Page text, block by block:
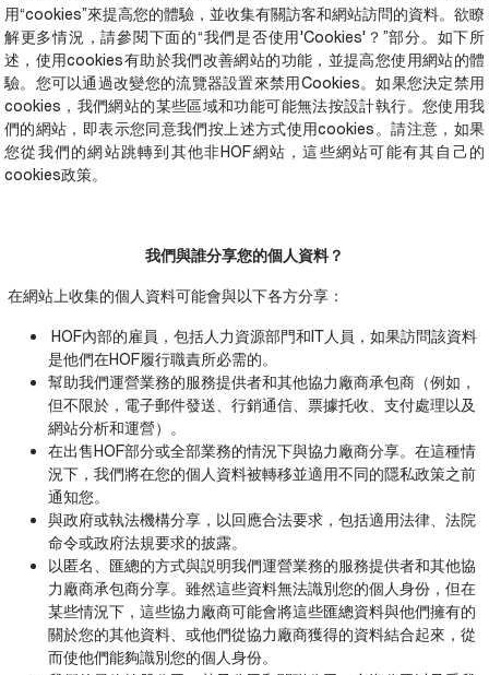
用“cookies”來提高您的體驗，並收集有關訪客和網站訪問的資料。欲瞭
解更多情況，請參閱下面的“我們是否使用'Cookies'？”部分。如下所
述，使用cookies有助於我們改善網站的功能，並提高您使用網站的體
驗。您可以通過改變您的流覽器設置來禁用Cookies。如果您決定禁用
cookies，我們網站的某些區域和功能可能無法按設計執行。您使用我
們的網站，即表示您同意我們按上述方式使用cookies。請注意，如果
您從我們的網站跳轉到其他非HOF網站，這些網站可能有其自己的
cookies政策。
我們與誰分享您的個人資料？
在網站上收集的個人資料可能會與以下各方分享：
HOF內部的雇員，包括人力資源部門和IT人員，如果訪問該資料
是他們在HOF履行職責所必需的。
幫助我們運營業務的服務提供者和其他協力廠商承包商（例如，
但不限於，電子郵件發送、行銷通信、票據托收、支付處理以及
網站分析和運營）。
在出售HOF部分或全部業務的情況下與協力廠商分享。在這種情
況下，我們將在您的個人資料被轉移並適用不同的隱私政策之前
通知您。
與政府或執法機構分享，以回應合法要求，包括適用法律、法院
命令或政府法規要求的披露。
以匿名、匯總的方式與説明我們運營業務的服務提供者和其他協
力廠商承包商分享。雖然這些資料無法識別您的個人身份，但在
某些情況下，這些協力廠商可能會將這些匯總資料與他們擁有的
關於您的其他資料、或他們從協力廠商獲得的資料結合起來，從
而使他們能夠識別您的個人身份。